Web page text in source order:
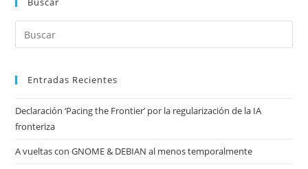
Entradas Recientes
Declaración ‘Pacing the Frontier’ por la regularización de la IA
fronteriza
A vueltas con GNOME & DEBIAN al menos temporalmente